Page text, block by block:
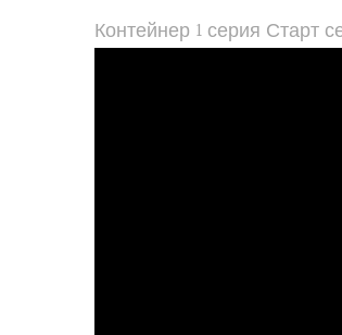
Контейнер 1 серия Старт